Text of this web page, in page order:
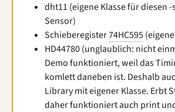
dht11 (eigene Klasse für diesen
Sensor)
Schieberegister74HC595
HD44780 (unglaublich: nicht
Demo funktioniert, weil das
komlett daneben ist. Deshalb
Library mit eigener Klasse. Erbt
daher funktioniert auch print